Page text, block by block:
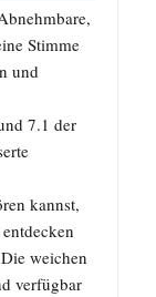
Stimme
und
7.1 der
kannst,
weichen
verfügbar